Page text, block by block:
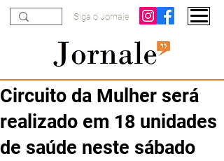
Siga o Jornale
Circuito da Mulher será
realizado em 18 unidades
de saúde neste sábado